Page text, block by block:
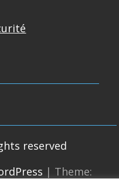
reserved
| Theme: